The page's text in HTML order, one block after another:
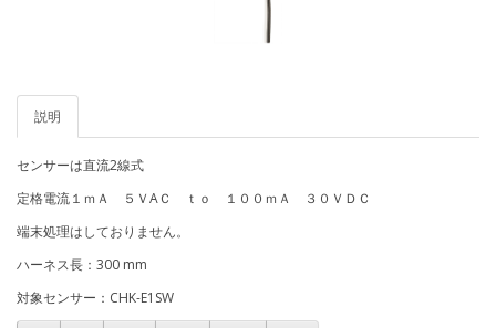
説明
センサーは直流2線式
定格電流１ｍＡ ５ＶAＣ ｔｏ １００ｍＡ ３０ＶＤＣ
端末処理はしておりません。
ハーネス長：300 mm
対象センサー：CHK-E1SW